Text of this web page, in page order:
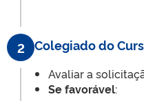
2 Colegiado do
Avaliar a
Se favorável: